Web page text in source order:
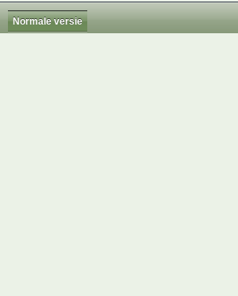
Normale versie